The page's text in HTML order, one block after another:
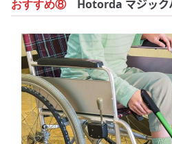
おすすめ⑧Hotorda マジック